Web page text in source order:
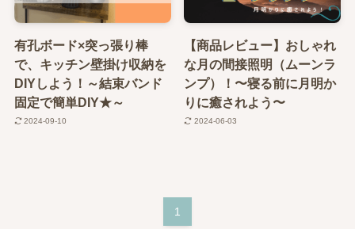
有孔ボード×突っ張り棒
で、キッチン壁掛け収納を
DIYしよう！～結束バンド
固定で簡単DIY★～
2024-09-10
【商品レビュー】おしゃれ
な月の間接照明（ムーンラ
ンプ）！〜寝る前に月明か
りに癒されよう〜
2024-06-03
1